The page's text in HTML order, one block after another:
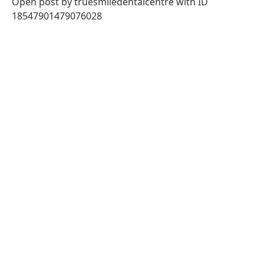
18547901479076028